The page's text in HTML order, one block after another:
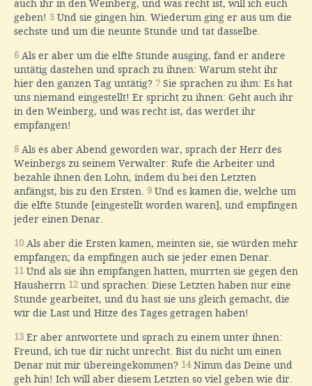
auch ihr in den Weinberg, und was recht ist, will ich euch
geben! 5 Und sie gingen hin. Wiederum ging er aus um die
sechste und um die neunte Stunde und tat dasselbe.
6 Als er aber um die elfte Stunde ausging, fand er andere
untätig dastehen und sprach zu ihnen: Warum steht ihr
hier den ganzen Tag untätig? 7 Sie sprachen zu ihm: Es hat
uns niemand eingestellt! Er spricht zu ihnen: Geht auch ihr
in den Weinberg, und was recht ist, das werdet ihr
empfangen!
8 Als es aber Abend geworden war, sprach der Herr des
Weinbergs zu seinem Verwalter: Rufe die Arbeiter und
bezahle ihnen den Lohn, indem du bei den Letzten
anfängst, bis zu den Ersten. 9 Und es kamen die, welche um
die elfte Stunde [eingestellt worden waren], und empfingen
jeder einen Denar.
10 Als aber die Ersten kamen, meinten sie, sie würden mehr
empfangen; da empfingen auch sie jeder einen Denar.
11 Und als sie ihn empfangen hatten, murrten sie gegen den
Hausherrn 12 und sprachen: Diese Letzten haben nur eine
Stunde gearbeitet, und du hast sie uns gleich gemacht, die
wir die Last und Hitze des Tages getragen haben!
13 Er aber antwortete und sprach zu einem unter ihnen:
Freund, ich tue dir nicht unrecht. Bist du nicht um einen
Denar mit mir übereingekommen? 14Nimm das Deine und
geh hin! Ich will aber diesem Letzten so viel geben wie dir.